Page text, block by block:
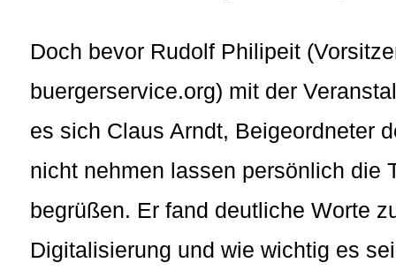
Doch bevor Rudolf Philipeit
buergerservice.org) mit der
es sich Claus Arndt, Beigeordneter
nicht nehmen lassen persönlich die
begrüßen. Er fand deutliche Worte
Digitalisierung und wie wichtig es